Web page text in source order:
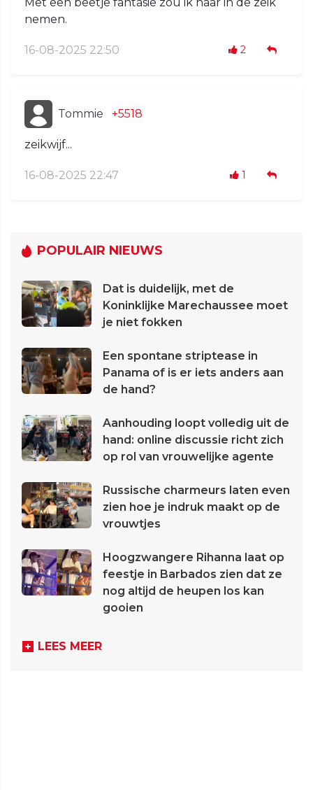
nemen.
16-08-2025 22:50 2
Tommie +5518
zeikwijf...
16-08-2025 22:47 1
POPULAIR NIEUWS
Dat is duidelijk, met de
Koninklijke Marechaussee moet
je niet fokken
Een spontane striptease in
Panama of is er iets anders aan
de hand?
Aanhouding loopt volledig uit de
hand: online discussie richt zich
op rol van vrouwelijke agente
Russische charmeurs laten even
zien hoe je indruk maakt op de
vrouwtjes
Hoogzwangere Rihanna laat op
feestje in Barbados zien dat ze
nog altijd de heupen los kan
gooien
LEES MEER